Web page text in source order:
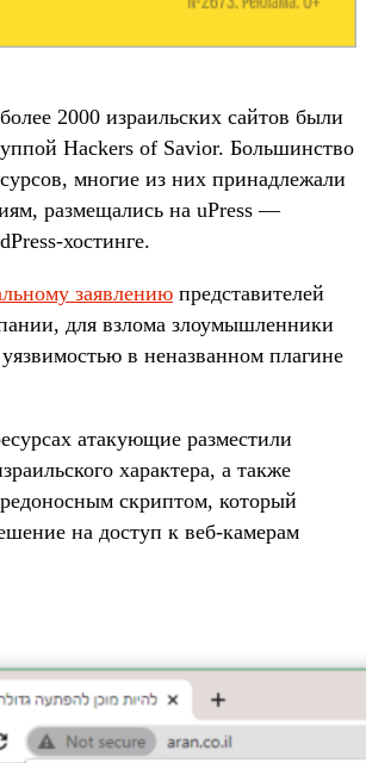
2000 израильских сайтов были
Hackers of Savior. Большинство
многие из них принадлежали
размещались на uPress —
хостинге.
заявлению представителей
для взлома злоумышленники
в неназванном плагине
атакующие разместили
характера, а также
скриптом, который
на доступ к веб-камерам